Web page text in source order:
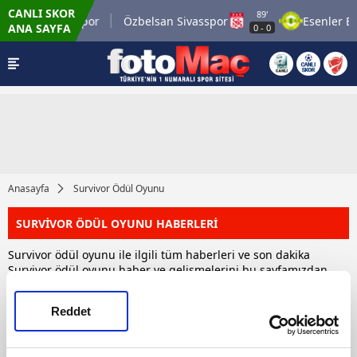
Reddet
CANLI SKOR
ANA SAYFA
1969 Spor Özbelsan Sivasspor
89'
-0 Esenler
Anasayfa Survivor Ödül Oyunu
SURVİVOR ÖDÜL OYUNU HABERLERİ
Survivor ödül oyunu ile ilgili tüm haberleri ve son dakika
Survivor ödül oyunu haber ve gelişmelerini bu sayfamızdan